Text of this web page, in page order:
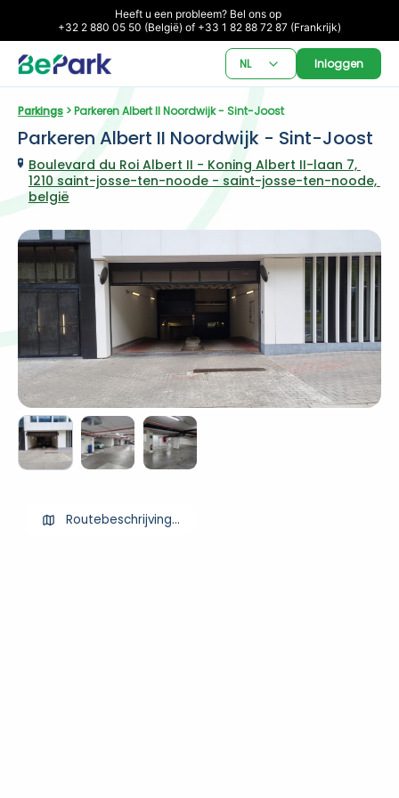
Heeft u een probleem? Bel ons op
+32 2 880 05 50 (België) of +33 1 82 88 72 87 (Frankrijk)
NL Inloggen
Parkings > Parkeren Albert II Noordwijk - Sint-Joost
Parkeren Albert II Noordwijk - Sint-Joost
Boulevard du Roi Albert II - Koning Albert II-laan 7,
1210 saint-josse-ten-noode - saint-josse-ten-noode,
belgië
Routebeschrijving ophalen